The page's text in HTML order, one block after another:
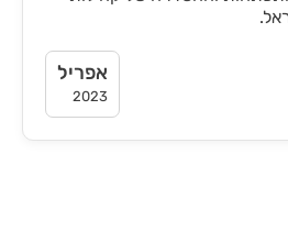
אפריל
2023